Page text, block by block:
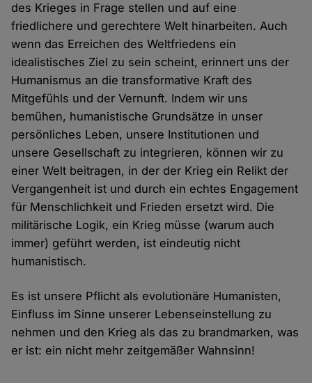
des Krieges in Frage stellen und auf eine
friedlichere und gerechtere Welt hinarbeiten. Auch
wenn das Erreichen des Weltfriedens ein
idealistisches Ziel zu sein scheint, erinnert uns der
Humanismus an die transformative Kraft des
Mitgefühls und der Vernunft. Indem wir uns
bemühen, humanistische Grundsätze in unser
persönliches Leben, unsere Institutionen und
unsere Gesellschaft zu integrieren, können wir zu
einer Welt beitragen, in der der Krieg ein Relikt der
Vergangenheit ist und durch ein echtes Engagement
für Menschlichkeit und Frieden ersetzt wird. Die
militärische Logik, ein Krieg müsse (warum auch
immer) geführt werden, ist eindeutig nicht
humanistisch.
Es ist unsere Pflicht als evolutionäre Humanisten,
Einfluss im Sinne unserer Lebenseinstellung zu
nehmen und den Krieg als das zu brandmarken, was
er ist: ein nicht mehr zeitgemäßer Wahnsinn!